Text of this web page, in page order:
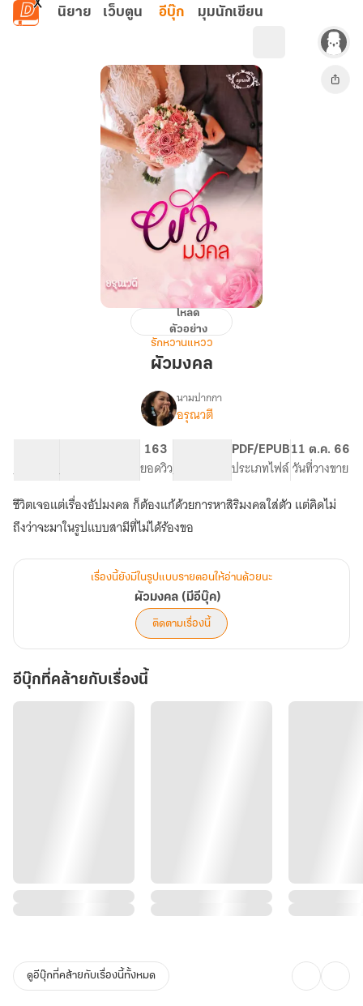
ข้ามไปยังเนื้อหาหลัก
นิยาย เว็บตูน อีบุ๊ก มุมนักเขียน
โหลด
ตัวอย่าง
รักหวานแหวว
ผัวมงคล
เรื่อง
ผัว
บุ๊ค)
นามปากกา
อรุณวตี
จำนวนคำ จำนวนหน้า (A5)
163
ยอดวิวระดับเนื้อหา
PDF/EPUB
ประเภทไฟล์
11 ต.ค. 66
วันที่วางขาย
ชีวิตเจอแต่เรื่องอัปมงคล ก็ต้องแก้ด้วยการหาสิริมงคลใส่ตัว แต่คิดไม่
ถึงว่าจะมาในรูปแบบสามีที่ไม่ได้ร้องขอ
เรื่องนี้ยังมีในรูปแบบรายตอนให้อ่านด้วยนะ
ผัวมงคล (มีอีบุ๊ค)
ติดตามเรื่องนี้
อีบุ๊กที่คล้ายกับเรื่องนี้
ดูอีบุ๊กที่คล้ายกับเรื่องนี้ทั้งหมด